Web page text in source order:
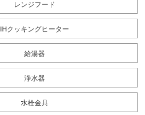
レンジフード
IHクッキングヒーター
給湯器
浄水器
水栓金具